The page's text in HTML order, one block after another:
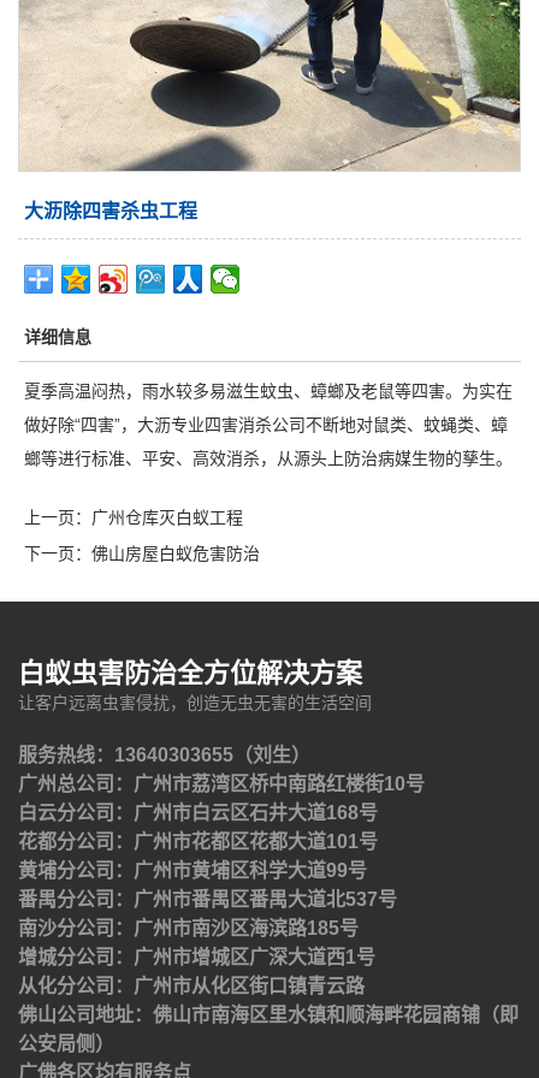
大沥除四害杀虫工程
详细信息
夏季高温闷热，雨水较多易滋生蚊虫、蟑螂及老鼠等四害。为实在
做好除“四害”， 大沥专业四害消杀公司不断地对鼠类、蚊蝇类、蟑
螂等进行标准、平安、高效消杀，从源头上防治病媒生物的孳生。
上一页： 广州仓库灭白蚁工程
下一页： 佛山房屋白蚁危害防治
白蚁虫害防治全方位解决方案
让客户远离虫害侵扰，创造无虫无害的生活空间
服务热线：13640303655（刘生）
广州总公司：广州市荔湾区桥中南路红楼街10号
白云分公司：广州市白云区石井大道168号
花都分公司：广州市花都区花都大道101号
黄埔分公司：广州市黄埔区科学大道99号
番禺分公司：广州市番禺区番禺大道北537号
南沙分公司：广州市南沙区海滨路185号
增城分公司：广州市增城区广深大道西1号
从化分公司：广州市从化区街口镇青云路
佛山公司地址：佛山市南海区里水镇和顺海畔花园商铺（即
公安局侧）
广佛各区均有服务点